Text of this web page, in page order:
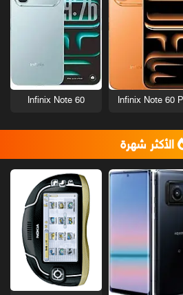
Infinix Note 60
Infinix Note 60
الأكثر شهرة